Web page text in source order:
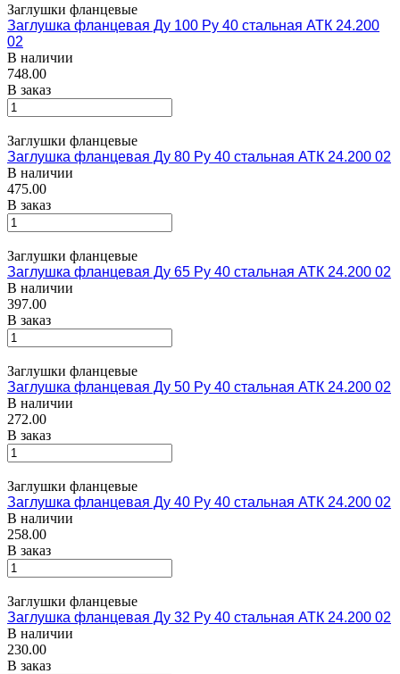
Заглушки фланцевые
Заглушка фланцевая Ду 100 Ру 40 стальная АТК 24.200
02
В наличии
748.00
В заказ
Заглушки фланцевые
Заглушка фланцевая Ду 80 Ру 40 стальная АТК 24.200 02
В наличии
475.00
В заказ
Заглушки фланцевые
Заглушка фланцевая Ду 65 Ру 40 стальная АТК 24.200 02
В наличии
397.00
В заказ
Заглушки фланцевые
Заглушка фланцевая Ду 50 Ру 40 стальная АТК 24.200 02
В наличии
272.00
В заказ
Заглушки фланцевые
Заглушка фланцевая Ду 40 Ру 40 стальная АТК 24.200 02
В наличии
258.00
В заказ
Заглушки фланцевые
Заглушка фланцевая Ду 32 Ру 40 стальная АТК 24.200 02
В наличии
230.00
В заказ